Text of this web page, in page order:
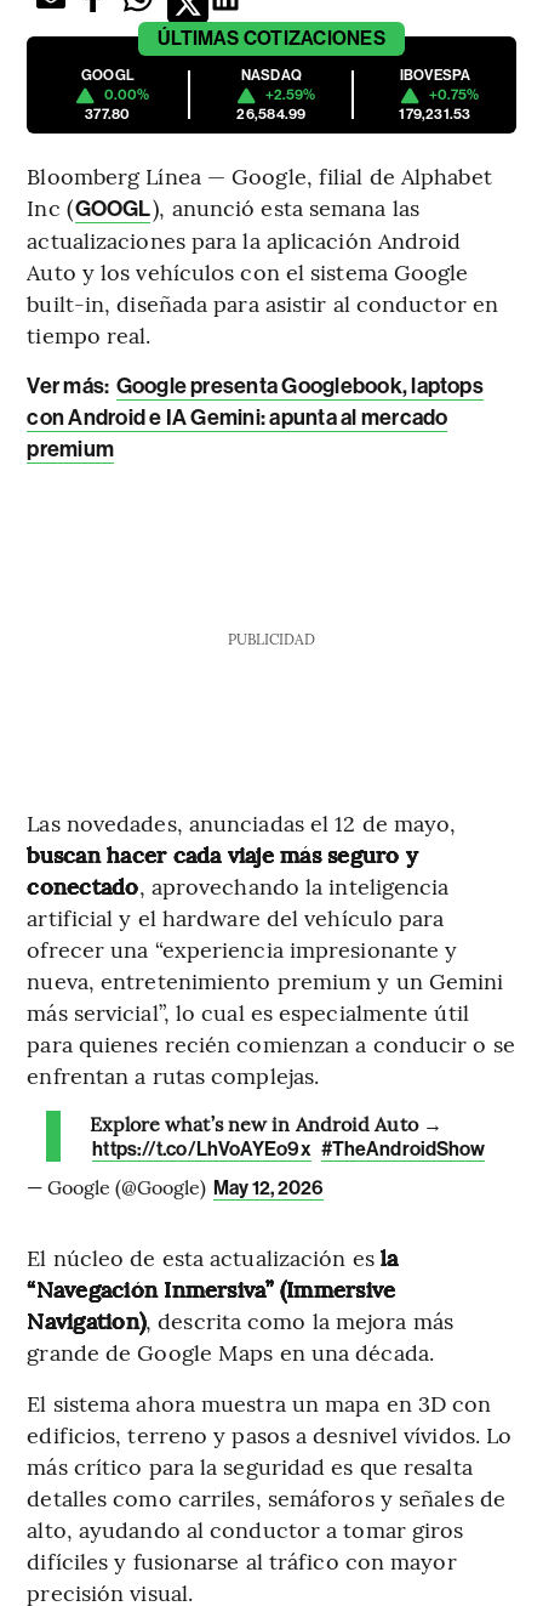
ÚLTIMAS COTIZACIONES
GOOGL
0.00%
377.80
NASDAQ
+2.59%
26,584.99
IBOVESPA
+0.75%
179,231.53
Bloomberg Línea — Google, filial de Alphabet
Inc (GOOGL), anunció esta semana las
actualizaciones para la aplicación Android
Auto y los vehículos con el sistema Google
built-in, diseñada para asistir al conductor en
tiempo real.
Ver más: Google presenta Googlebook, laptops
con Android e IA Gemini: apunta al mercado
premium
PUBLICIDAD
Las novedades, anunciadas el 12 de mayo,
buscan hacer cada viaje más seguro y
conectado, aprovechando la inteligencia
artificial y el hardware del vehículo para
ofrecer una “experiencia impresionante y
nueva, entretenimiento premium y un Gemini
más servicial”, lo cual es especialmente útil
para quienes recién comienzan a conducir o se
enfrentan a rutas complejas.
Explore what’s new in Android Auto →
https://t.co/LhVoAYEo9x #TheAndroidShow
— Google (@Google) May 12, 2026
El núcleo de esta actualización es la
“Navegación Inmersiva” (Immersive
Navigation), descrita como la mejora más
grande de Google Maps en una década.
El sistema ahora muestra un mapa en 3D con
edificios, terreno y pasos a desnivel vívidos. Lo
más crítico para la seguridad es que resalta
detalles como carriles, semáforos y señales de
alto, ayudando al conductor a tomar giros
difíciles y fusionarse al tráfico con mayor
precisión visual.